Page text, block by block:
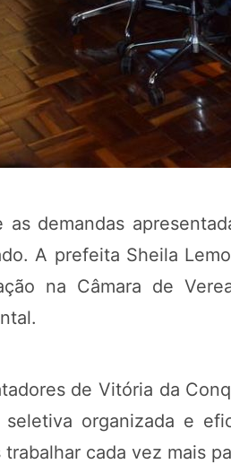
as demandas
A prefeita Sheila
na Câmara de
de Vitória da
seletiva organizada e
trabalhar cada vez mais